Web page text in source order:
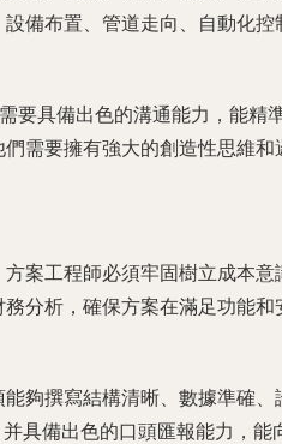
備布置、管道走向、自動化
要具備出色的溝通能力，能
需要擁有強大的創造性思維
案工程師必須牢固樹立成本
分析，確保方案在滿足功能
夠撰寫結構清晰、數據準確
具備出色的口頭匯報能力，